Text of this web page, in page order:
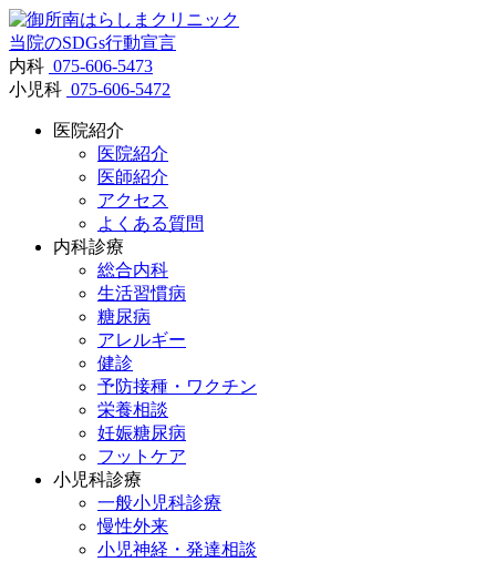
当院のSDGs行動宣言
内科 075-606-5473
小児科 075-606-5472
医院紹介
医院紹介
医師紹介
アクセス
よくある質問
内科診療
総合内科
生活習慣病
糖尿病
アレルギー
健診
予防接種・ワクチン
栄養相談
妊娠糖尿病
フットケア
小児科診療
一般小児科診療
慢性外来
小児神経・発達相談